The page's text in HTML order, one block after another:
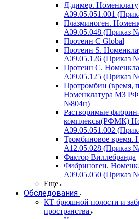
Д-димер.
A09.05.051.001
Плазминоген.
A09.05.048 (Приказ
Протеин C Global
Протеин S.
A09.05.126 (Приказ
Протеин С.
A09.05.125 (Приказ
Протромбин (время,
Номенклатура МЗ
№804н)
Растворимые
комплексы(РФМК)
A09.05.051.002
Тромбиновое время.
A12.05.028 (Приказ
Фактор Виллебранда
Фибриноген.
A09.05.050 (Приказ
Еще
Обследования
КТ брюшной полости и
пространства